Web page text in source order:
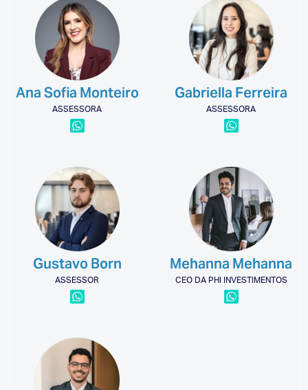
Ana Sofia Monteiro
ASSESSORA
Gabriella Ferreira
ASSESSORA
Gustavo Born
ASSESSOR
Mehanna Mehanna
CEO DA PHI INVESTIMENTOS